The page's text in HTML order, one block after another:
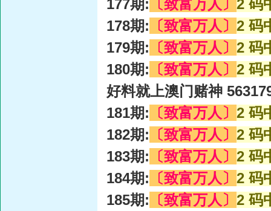
177期: 〔致富万人〕 2 码
178期: 〔致富万人〕 2 码
179期: 〔致富万人〕 2 码
180期: 〔致富万人〕 2 码
好料就上澳门赌神
181期: 〔致富万人〕 2 码
182期: 〔致富万人〕 2 码
183期: 〔致富万人〕 2 码
184期: 〔致富万人〕 2 码
185期: 〔致富万人〕 2 码